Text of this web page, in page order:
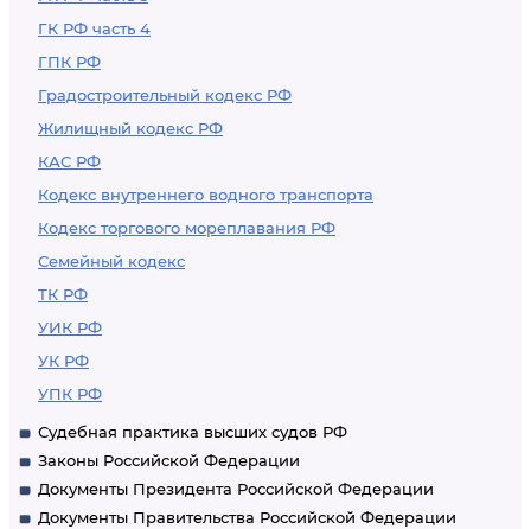
ГК РФ часть 4
ГПК РФ
Градостроительный кодекс РФ
Жилищный кодекс РФ
КАС РФ
Кодекс внутреннего водного транспорта
Кодекс торгового мореплавания РФ
Семейный кодекс
ТК РФ
УИК РФ
УК РФ
УПК РФ
Судебная практика высших судов РФ
Законы Российской Федерации
Документы Президента Российской Федерации
Документы Правительства Российской Федерации